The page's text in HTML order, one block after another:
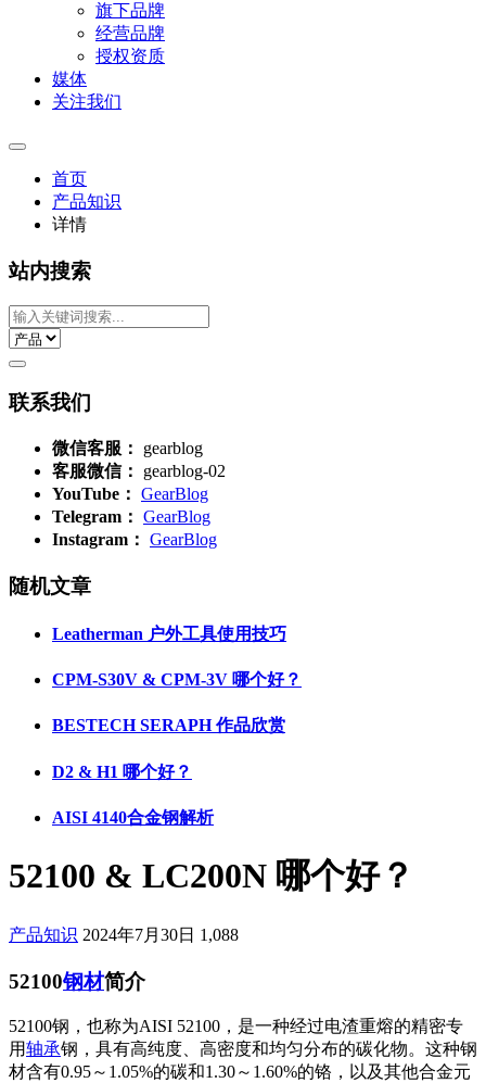
旗下品牌
经营品牌
授权资质
媒体
关注我们
首页
产品知识
详情
站内搜索
联系我们
微信客服：
gearblog
客服微信：
gearblog-02
YouTube： GearBlog
Telegram： GearBlog
Instagram： GearBlog
随机文章
Leatherman 户外工具使用技巧
CPM-S30V & CPM-3V 哪个好？
BESTECH SERAPH 作品欣赏
D2 & H1 哪个好？
AISI 4140合金钢解析
52100 & LC200N 哪个好？
产品知识 2024年7月30日 1,088
52100钢材简介
52100钢，也称为AISI 52100，是一种经过电渣重熔的精密专
用轴承钢，具有高纯度、高密度和均匀分布的碳化物。这种钢
材含有0.95～1.05%的碳和1.30～1.60%的铬，以及其他合金元